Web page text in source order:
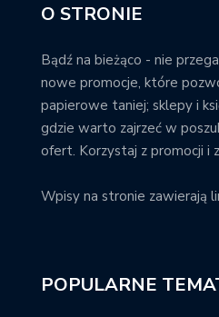
O STRONIE
Bądź na bieżąco - nie
nowe promocje, które
papierowe taniej; sklepy i
gdzie warto zajrzeć w
ofert. Korzystaj z promocji i
Wpisy na stronie zawierają
POPULARNE